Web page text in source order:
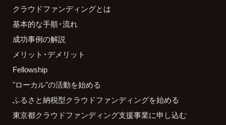
クラウドファンディングとは
基本的な手順・流れ
成功事例の解説
メリット・デメリット
Fellowship
"ローカル"の活動を始める
ふるさと納税型クラウドファンディングを始める
東京都クラウドファンディング支援事業に申し込む